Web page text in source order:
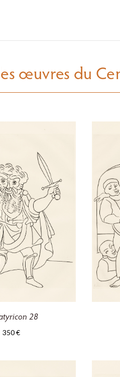
œuvres du
28
350€